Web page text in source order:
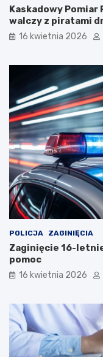
Kaskadowy Pomiar
walczy z piratami
16 kwietnia 2026
POLICJA ZAGINIĘCIA
Zaginięcie 16-
pomoc
16 kwietnia 2026